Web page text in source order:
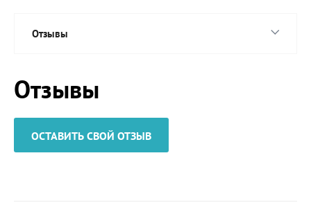
Отзывы
Отзывы
ОСТАВИТЬ СВОЙ ОТЗЫВ